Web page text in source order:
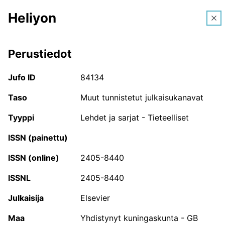
Hae kanavaa nimellä, JufoID:llä tai ISSN- tai ISBN-
JUFO-portaali
JUFO-portaali on tutkijoille ja muille tieteen parissa
Julkaisufoorumi-luokituksen piiriin kuuluvien
kirjakustantajien tietoja. Palvelusta löytyvät myös
Suomessa toimivien tutkijoiden käyttämät
Heliyon
Perustiedot
Jufo ID
84134
Taso
Muut tunnistetut julkaisukanavat
Tyyppi
Lehdet ja sarjat - Tieteelliset
ISSN (painettu)
ISSN (online)
2405-8440
ISSNL
2405-8440
Julkaisija
Elsevier
Maa
Yhdistynyt kuningaskunta - GB